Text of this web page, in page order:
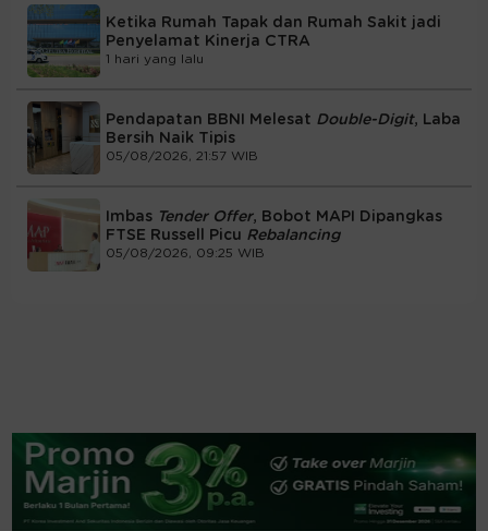
Ketika Rumah Tapak dan Rumah Sakit jadi
Penyelamat Kinerja CTRA
1 hari yang lalu
Pendapatan BBNI Melesat Double-Digit, Laba
Bersih Naik Tipis
05/08/2026, 21:57 WIB
Imbas Tender Offer, Bobot MAPI Dipangkas
FTSE Russell Picu Rebalancing
05/08/2026, 09:25 WIB